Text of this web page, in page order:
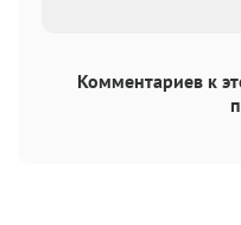
Комментариев к